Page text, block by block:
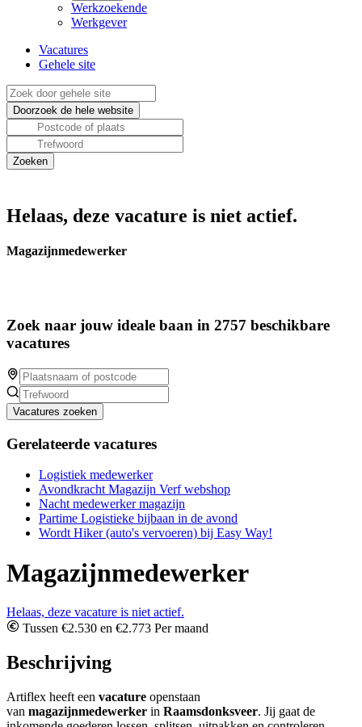
Werkzoekende
Werkgever
Vacatures
Gehele site
Helaas, deze vacature is niet actief.
Magazijnmedewerker
Zoek naar jouw ideale baan in 2757 beschikbare
vacatures
Vacatures zoeken
Gerelateerde vacatures
Logistiek medewerker
Avondkracht Magazijn Verf webshop
Nacht medewerker magazijn
Partime Logistieke bijbaan in de avond
Wordt Hiker (auto's vervoeren) bij Easy Way!
Magazijnmedewerker
Helaas, deze vacature is niet actief.
Tussen €2.530 en €2.773 Per maand
Beschrijving
Artiflex heeft een vacature openstaan
van magazijnmedewerker in Raamsdonksveer. Jij gaat de